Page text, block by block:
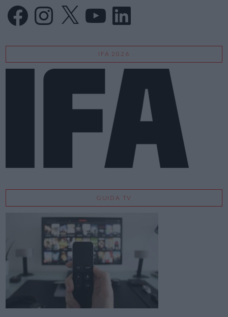
FacebookInstagram
X LinkedIn
IFA 2026
GUIDA TV